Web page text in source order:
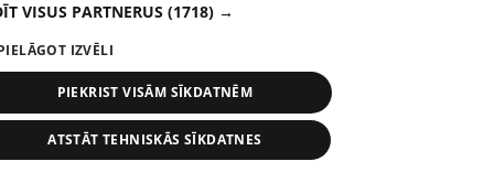
pirms 2 nedēļām, 6 dienām
VISUS PARTNERUS (1718) →
IZVĒLI
PIEKRIST VISĀM SĪKDATNĒM
ATSTĀT TEHNISKĀS SĪKDATNES